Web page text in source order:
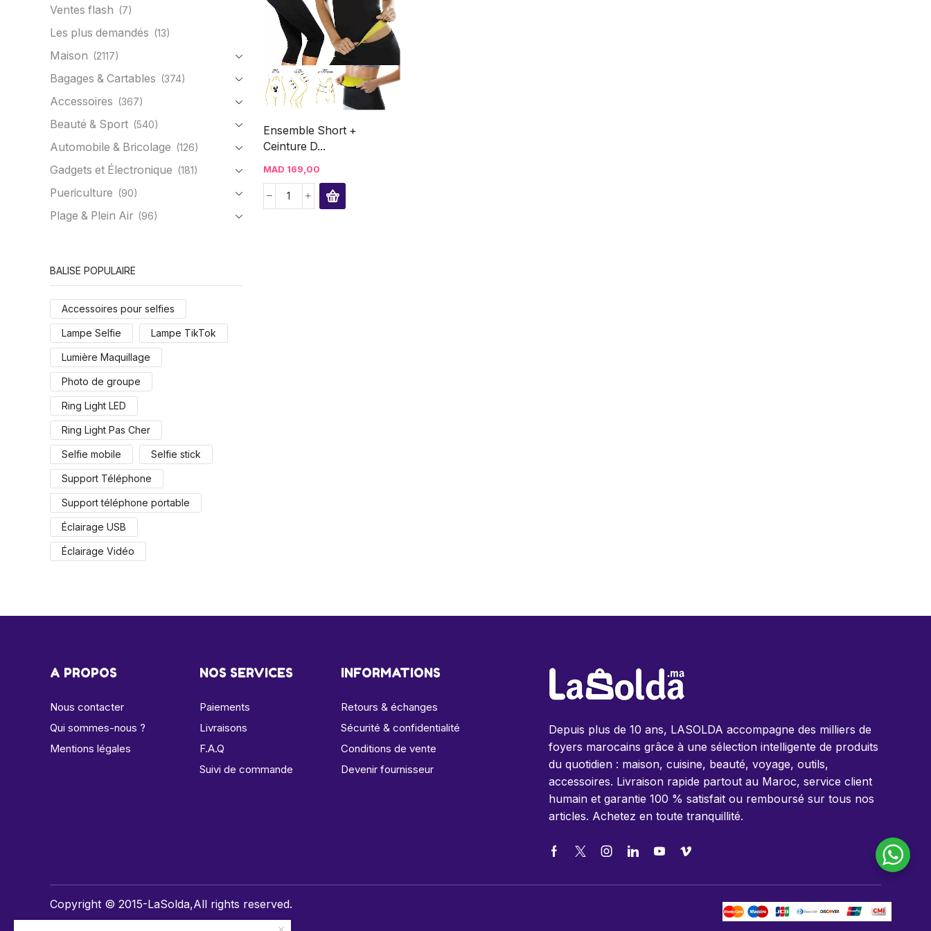
Ensemble Short +
Ceinture D...
MAD 169,00
Ventes flash (7)
Les plus demandés (13)
Maison (2117)
Bagages & Cartables (374)
Accessoires (367)
Beauté & Sport (540)
Automobile & Bricolage (126)
Gadgets et Électronique (181)
Puericulture (90)
Plage & Plein Air (96)
BALISE POPULAIRE
Accessoires pour selfies
Lampe Selfie Lampe TikTok
Lumière Maquillage
Photo de groupe
Ring Light LED
Ring Light Pas Cher
Selfie mobile Selfie stick
Support Téléphone
Support téléphone portable
Éclairage USB
Éclairage Vidéo
A PROPOS
Nous contacter
Qui sommes-nous ?
Mentions légales
NOS SERVICES
Paiements
Livraisons
F.A.Q
Suivi de commande
INFORMATIONS
Retours & échanges
Sécurité & confidentialité
Conditions de vente
Devenir fournisseur
Depuis plus de 10 ans, LASOLDA accompagne des milliers de
foyers marocains grâce à une sélection intelligente de produits
du quotidien : maison, cuisine, beauté, voyage, outils,
accessoires. Livraison rapide partout au Maroc, service client
humain et garantie 100 % satisfait ou remboursé sur tous nos
articles. Achetez en toute tranquillité.
Copyright © 2015-LaSolda,All rights reserved.